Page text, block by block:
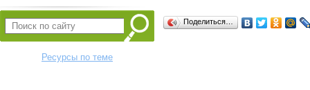
Ресурсы по теме
Поделиться…